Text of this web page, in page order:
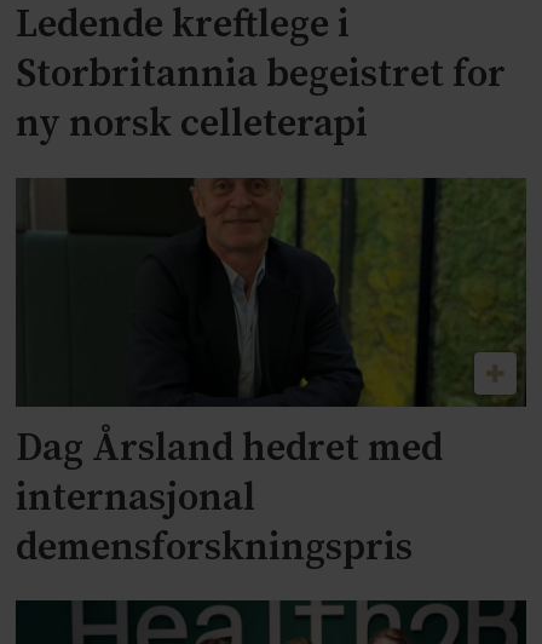
Ledende kreftlege i
Storbritannia begeistret for
ny norsk celleterapi
Dag Årsland hedret med
internasjonal
demensforskningspris